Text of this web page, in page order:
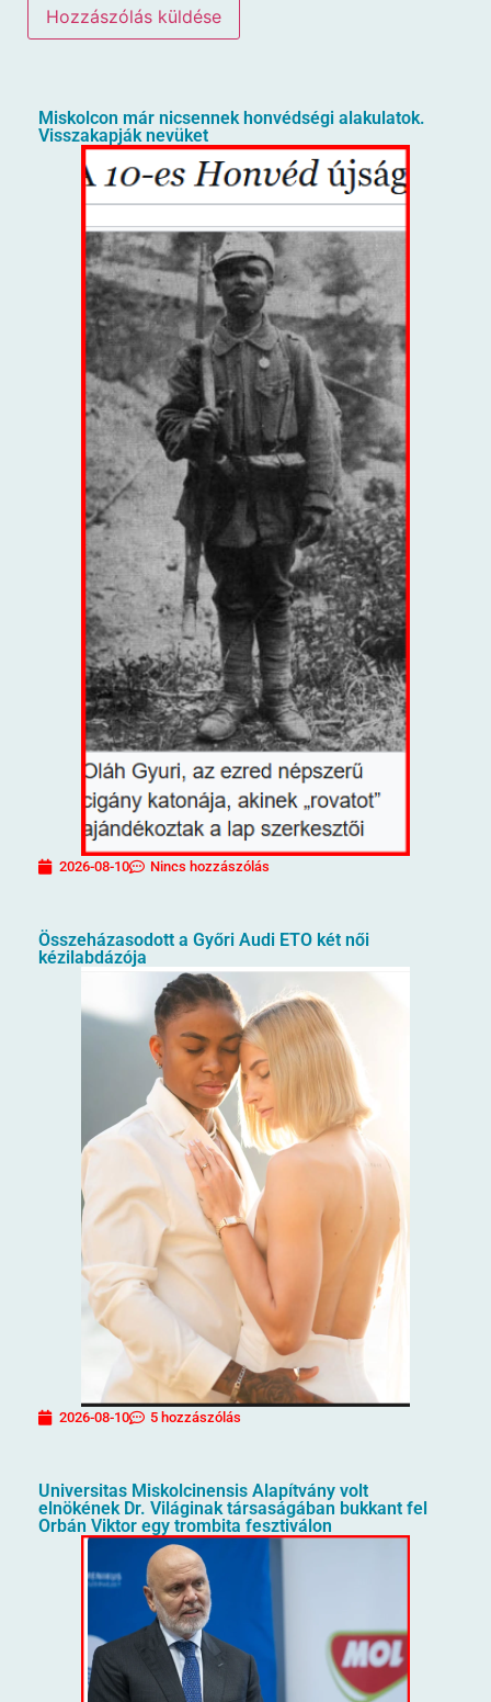
Miskolcon már nicsennek honvédségi alakulatok.
Visszakapják nevüket
2026-08-10 Nincs hozzászólás
Összeházasodott a Győri Audi ETO két női
kézilabdázója
2026-08-10 5 hozzászólás
Universitas Miskolcinensis Alapítvány volt
elnökének Dr. Világinak társaságában bukkant fel
Orbán Viktor egy trombita fesztiválon